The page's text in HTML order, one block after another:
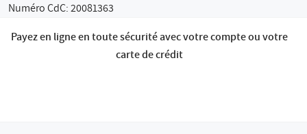
Numéro CdC: 20081363
Payez en ligne en toute sécurité avec votre compte ou votre
carte de crédit